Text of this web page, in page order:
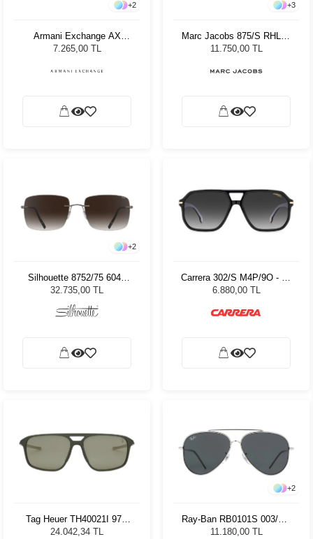
+2
Armani Exchange AX
2057S 612113 - 59 Unisex
7.265,00 TL
+3
Marc Jacobs 875/S RHL59
Kadın Güneş Gözlüğü
11.750,00 TL
+2
Silhouette 8752/75 6040
Kadın Güneş Gözlüğü
32.735,00 TL
Carrera 302/S M4P/9O - 59
Erkek Güneş Gözlüğü
6.880,00 TL
Tag Heuer TH40021I 97R
59 Erkek Güneş Gözlüğü
24.042,34 TL
+2
Ray-Ban RB0101S 003/GR
59 Unisex Güneş Gözlüğü
11.180,00 TL